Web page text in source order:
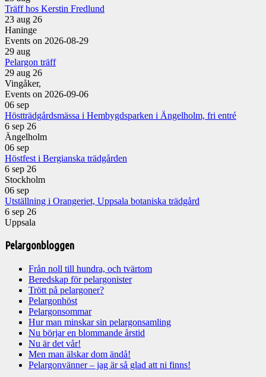
Träff hos Kerstin Fredlund
23 aug 26
Haninge
Events on 2026-08-29
29 aug
Pelargon träff
29 aug 26
Vingåker,
Events on 2026-09-06
06 sep
Höstträdgårdsmässa i Hembygdsparken i Ängelholm, fri entré
6 sep 26
Ängelholm
06 sep
Höstfest i Bergianska trädgården
6 sep 26
Stockholm
06 sep
Utställning i Orangeriet, Uppsala botaniska trädgård
6 sep 26
Uppsala
Pelargonbloggen
Från noll till hundra, och tvärtom
Beredskap för pelargonister
Trött på pelargoner?
Pelargonhöst
Pelargonsommar
Hur man minskar sin pelargonsamling
Nu börjar en blommande årstid
Nu är det vår!
Men man älskar dom ändå!
Pelargonvänner – jag är så glad att ni finns!